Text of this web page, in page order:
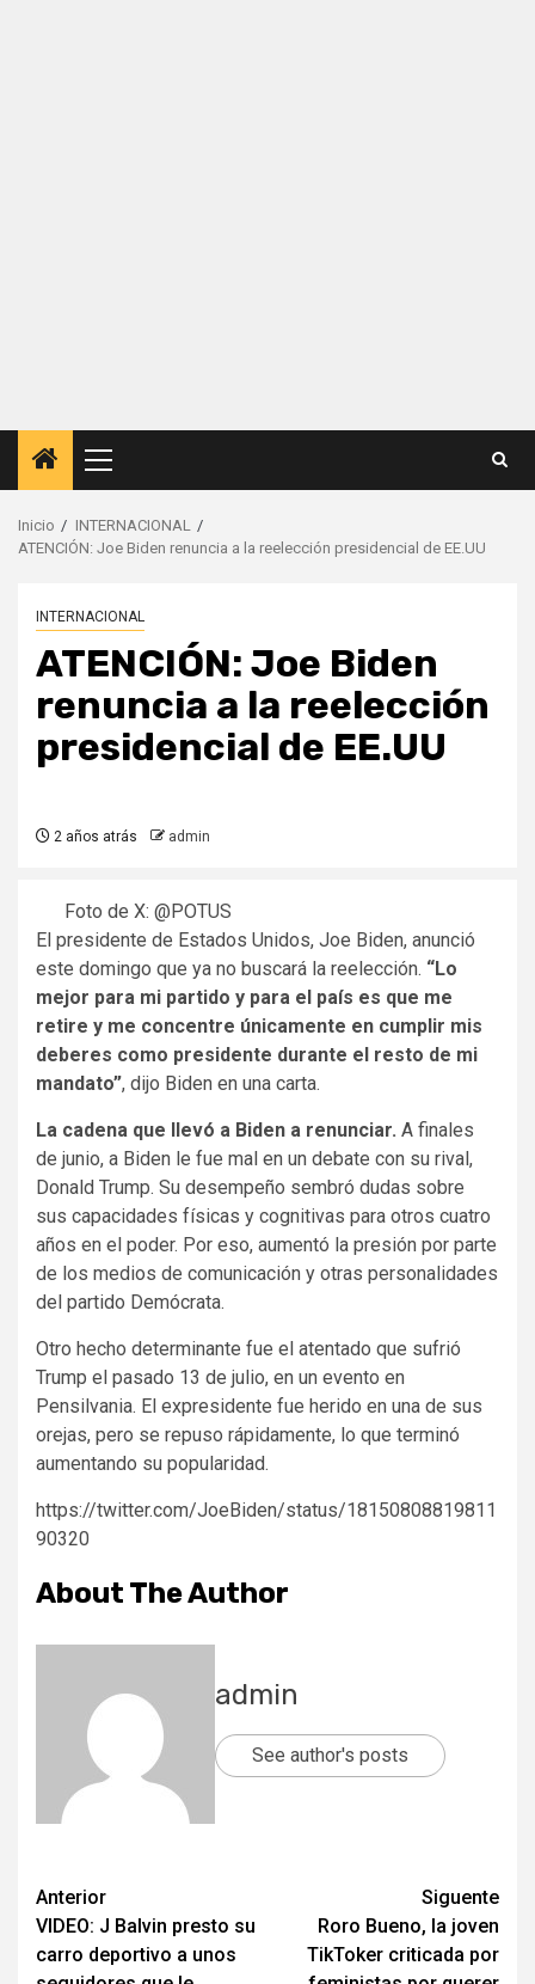
Menú
principal
Inicio
INTERNACIONAL
ATENCIÓN: Joe Biden renuncia a la reelección presidencial de EE.UU
INTERNACIONAL
ATENCIÓN: Joe Biden
renuncia a la reelección
presidencial de EE.UU
2 años atrás admin
Foto de X: @POTUS
El presidente de Estados Unidos, Joe Biden, anunció
este domingo que ya no buscará la reelección. “Lo
mejor para mi partido y para el país es que me
retire y me concentre únicamente en cumplir mis
deberes como presidente durante el resto de mi
mandato”, dijo Biden en una carta.
La cadena que llevó a Biden a renunciar. A finales
de junio, a Biden le fue mal en un debate con su rival,
Donald Trump. Su desempeño sembró dudas sobre
sus capacidades físicas y cognitivas para otros cuatro
años en el poder. Por eso, aumentó la presión por parte
de los medios de comunicación y otras personalidades
del partido Demócrata.
Otro hecho determinante fue el atentado que sufrió
Trump el pasado 13 de julio, en un evento en
Pensilvania. El expresidente fue herido en una de sus
orejas, pero se repuso rápidamente, lo que terminó
aumentando su popularidad.
https://twitter.com/JoeBiden/status/18150808819811
90320
About The Author
admin
See author's posts
Post
navigation
Anterior
VIDEO: J Balvin presto su
carro deportivo a unos
Siguente
Roro Bueno, la joven
TikToker criticada por